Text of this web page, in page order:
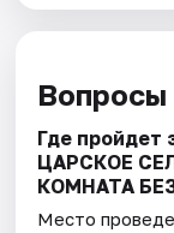
Вопросы
Где
ЦАРСКОЕ
КОМНАТА
Место